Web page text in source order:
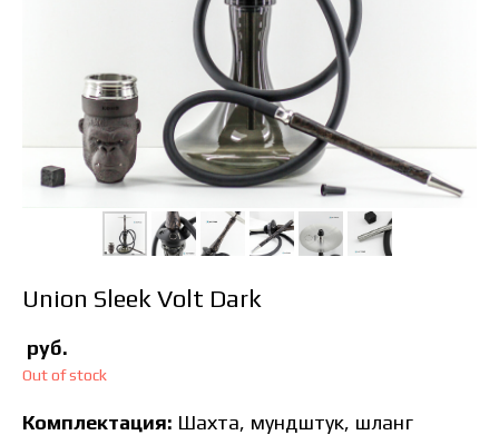
Union Sleek Volt Dark
руб.
Out of stock
Комплектация: Шахта, мундштук, шланг